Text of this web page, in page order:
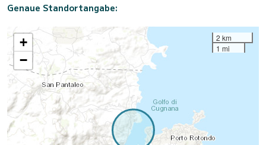
Genaue Standortangabe:
+
−
2 km
1 mi